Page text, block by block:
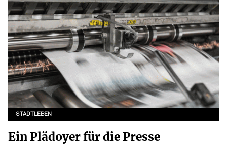
STADTLEBEN
Ein Plädoyer für die Presse